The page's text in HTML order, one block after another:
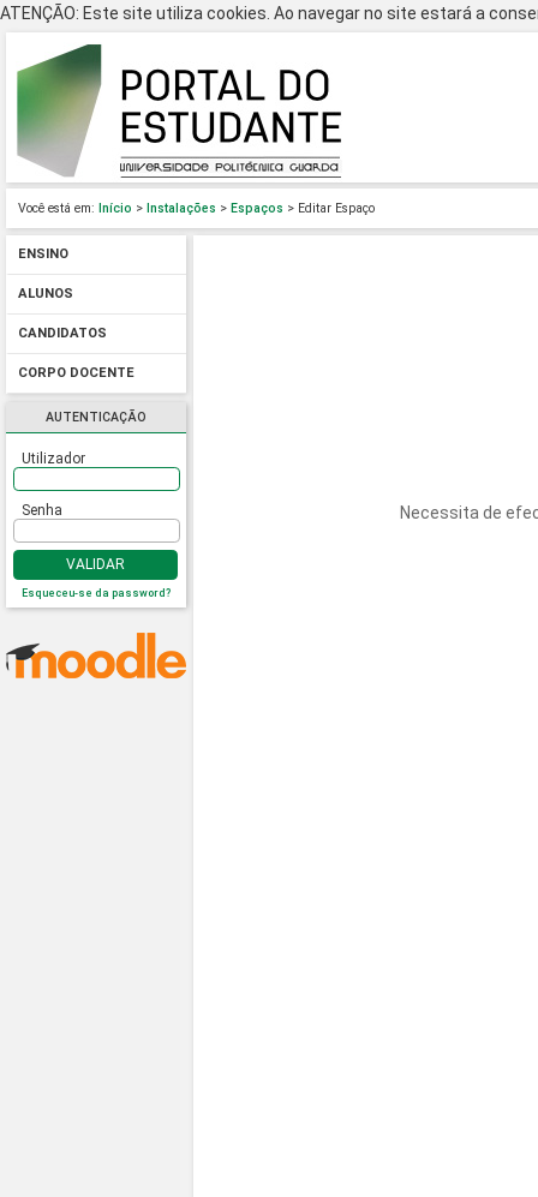
ATENÇÃO: Este site utiliza cookies. Ao navegar no site estará a
Você está em: Início > Instalações > Espaços > Editar Espaço
ENSINO
ALUNOS
CANDIDATOS
CORPO DOCENTE
AUTENTICAÇÃO
Utilizador
Senha
VALIDAR
Esqueceu-se da password?
Necessita de